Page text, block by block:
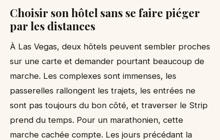
Choisir son hôtel sans se faire piéger
par les distances
À Las Vegas, deux hôtels peuvent sembler proches
sur une carte et demander pourtant beaucoup de
marche. Les complexes sont immenses, les
passerelles rallongent les trajets, les entrées ne
sont pas toujours du bon côté, et traverser le Strip
prend du temps. Pour un marathonien, cette
marche cachée compte. Les jours précédant la